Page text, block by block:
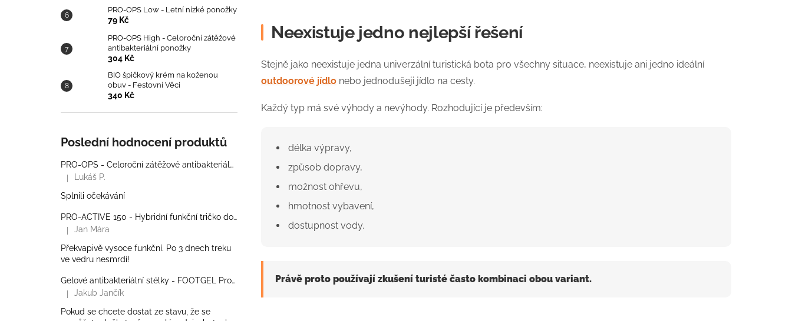
PRO-OPS Low - Letní nízké ponožky
79 Kč
PRO-OPS High - Celoroční zátěžové
antibakteriální ponožky
304 Kč
BIO špičkový krém na koženou
obuv - Festovní Věci
340 Kč
Poslední hodnocení produktů
PRO-OPS - Celoroční zátěžové antibakteriální ponožky
Hodnocení produktu je 5 z 5 hvězdiček.
Lukáš P.
Splnili očekávání
PRO-ACTIVE 150 - Hybridní funkční tričko do zátěže - Pánské
Hodnocení produktu je 5 z 5 hvězdiček.
Jan Mára
Překvapivě vysoce funkční. Po 3 dnech treku
ve vedru nesmrdí!
Gelové antibakteriální stélky - FOOTGEL Profesional
Hodnocení produktu je 5 z 5 hvězdiček.
Jakub Jančík
Pokud se chcete dostat ze stavu, že se
Neexistuje jedno nejlepší řešení
Stejně jako neexistuje jedna univerzální turistická bota pro všechny situace, neexistuje ani jedno ideální
outdoorové jídlo nebo jednodušeji jídlo na cesty.
Každý typ má své výhody a nevýhody. Rozhodující je především:
délka výpravy,
způsob dopravy,
možnost ohřevu,
hmotnost vybavení,
dostupnost vody.
Právě proto používají zkušení turisté často kombinaci obou variant.